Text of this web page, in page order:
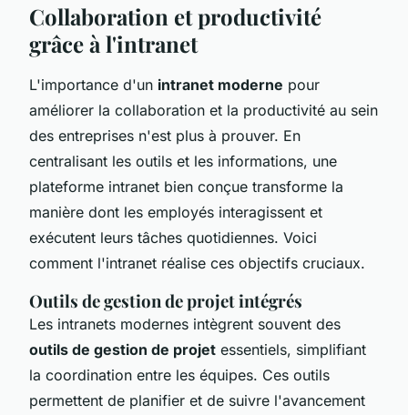
Collaboration et productivité
grâce à l'intranet
L'importance d'un intranet moderne pour
améliorer la collaboration et la productivité au sein
des entreprises n'est plus à prouver. En
centralisant les outils et les informations, une
plateforme intranet bien conçue transforme la
manière dont les employés interagissent et
exécutent leurs tâches quotidiennes. Voici
comment l'intranet réalise ces objectifs cruciaux.
Outils de gestion de projet intégrés
Les intranets modernes intègrent souvent des
outils de gestion de projet essentiels, simplifiant
la coordination entre les équipes. Ces outils
permettent de planifier et de suivre l'avancement